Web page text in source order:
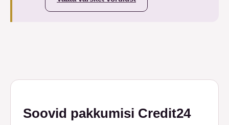
Soovid pakkumisi Credit24